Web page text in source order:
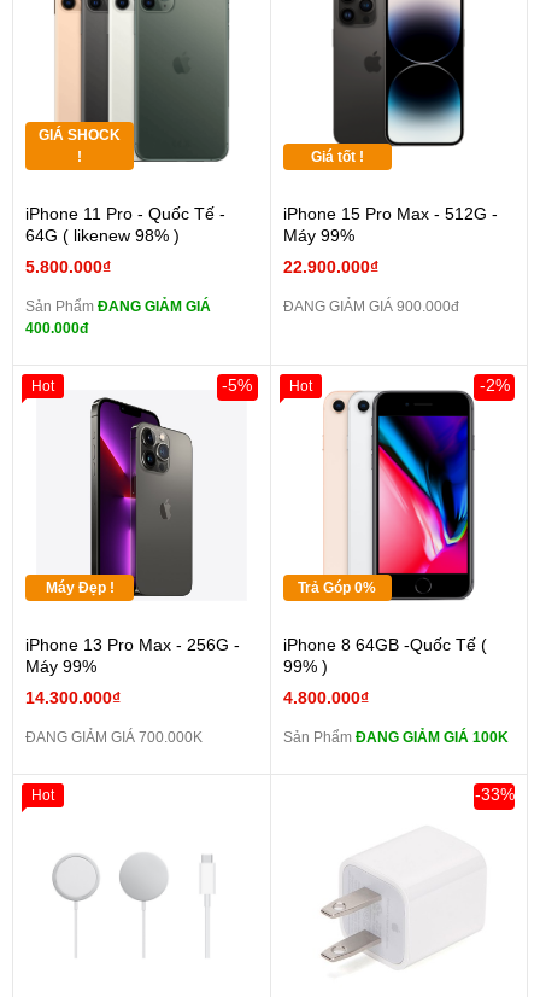
GIÁ SHOCK
!
iPhone 11 Pro - Quốc Tế -
64G ( likenew 98% )
5.800.000₫
Sản Phẩm ĐANG GIẢM GIÁ
400.000đ
Giá tốt !
iPhone 15 Pro Max - 512G -
Máy 99%
22.900.000₫
ĐANG GIẢM GIÁ 900.000đ
Máy Đẹp !
iPhone 13 Pro Max - 256G -
Máy 99%
14.300.000₫
-5%
ĐANG GIẢM GIÁ 700.000K
Hot
Trả Góp 0%
iPhone 8 64GB -Quốc Tế (
99% )
4.800.000₫
-2%
Sản Phẩm ĐANG GIẢM GIÁ 100K
Hot
Hot -33%